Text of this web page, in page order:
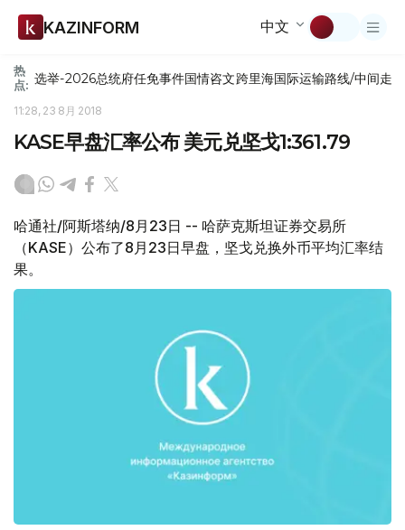
KAZINFORM 中文
热
点: 选举-2026总统府任免事件国情咨文跨里海国际运输路线/中间走廊
11:28, 23 8月 2018
KASE早盘汇率公布 美元兑坚戈1:361.79
哈通社/阿斯塔纳/8月23日 -- 哈萨克斯坦证券交易所
（KASE）公布了8月23日早盘，坚戈兑换外币平均汇率结
果。